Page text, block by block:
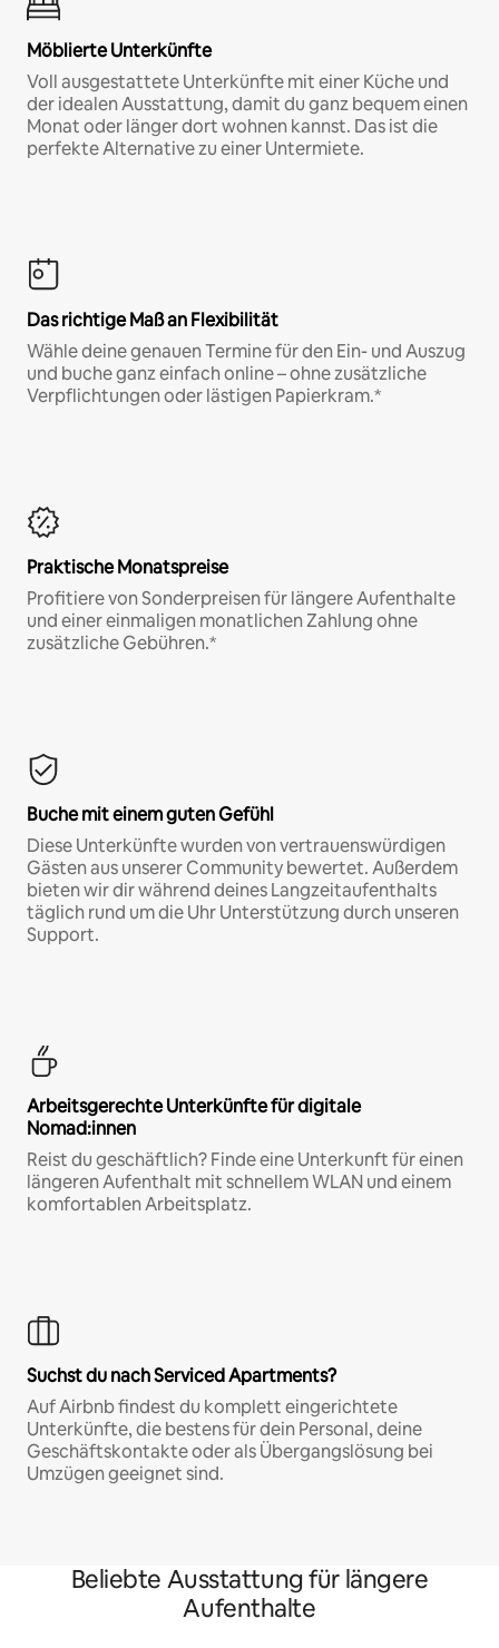
Möblierte Unterkünfte
Voll ausgestattete Unterkünfte mit einer Küche und
der idealen Ausstattung, damit du ganz bequem einen
Monat oder länger dort wohnen kannst. Das ist die
perfekte Alternative zu einer Untermiete.
Das richtige Maß an Flexibilität
Wähle deine genauen Termine für den Ein- und Auszug
und buche ganz einfach online – ohne zusätzliche
Verpflichtungen oder lästigen Papierkram.*
Praktische Monatspreise
Profitiere von Sonderpreisen für längere Aufenthalte
und einer einmaligen monatlichen Zahlung ohne
zusätzliche Gebühren.*
Buche mit einem guten Gefühl
Diese Unterkünfte wurden von vertrauenswürdigen
Gästen aus unserer Community bewertet. Außerdem
bieten wir dir während deines Langzeitaufenthalts
täglich rund um die Uhr Unterstützung durch unseren
Support.
Arbeitsgerechte Unterkünfte für digitale
Nomad:innen
Reist du geschäftlich? Finde eine Unterkunft für einen
längeren Aufenthalt mit schnellem WLAN und einem
komfortablen Arbeitsplatz.
Suchst du nach Serviced Apartments?
Auf Airbnb findest du komplett eingerichtete
Unterkünfte, die bestens für dein Personal, deine
Geschäftskontakte oder als Übergangslösung bei
Umzügen geeignet sind.
Beliebte Ausstattung für längere
Aufenthalte